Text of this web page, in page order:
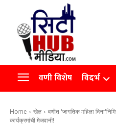
रियल इस्टेट
Videos
Agro
वणी विशेष विदर्भ
Home खेल
वणीत 'जागतिक महिला
कार्यक्रमांची मेजवानी!